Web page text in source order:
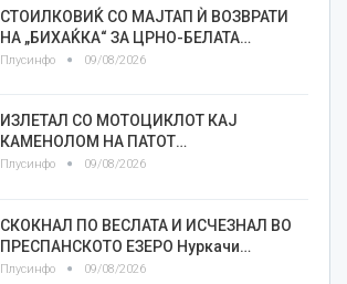
СТОИЛКОВИЌ СО МАЈТАП Ѝ ВОЗВРАТИ
НА „БИХАЌКА“ ЗА ЦРНО-БЕЛАТА…
Плусинфо 09/08/2026
ИЗЛЕТАЛ СО МОТОЦИКЛОТ КАЈ
КАМЕНОЛОМ НА ПАТОТ…
Плусинфо 09/08/2026
СКОКНАЛ ПО ВЕСЛАТА И ИСЧЕЗНАЛ ВО
ПРЕСПАНСКОТО ЕЗЕРО Нуркачи…
Плусинфо 09/08/2026